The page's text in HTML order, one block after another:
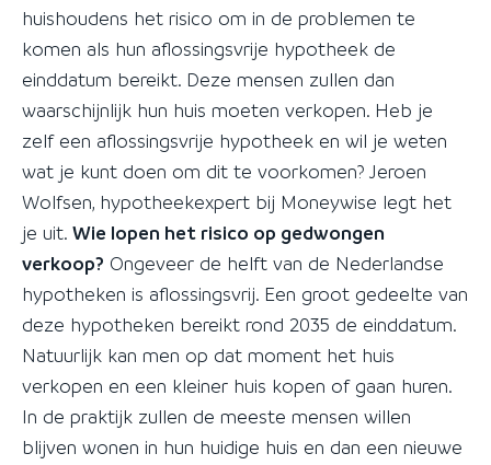
huishoudens het risico om in de problemen te
komen als hun aflossingsvrije hypotheek de
einddatum bereikt. Deze mensen zullen dan
waarschijnlijk hun huis moeten verkopen. Heb je
zelf een aflossingsvrije hypotheek en wil je weten
wat je kunt doen om dit te voorkomen? Jeroen
Wolfsen, hypotheekexpert bij Moneywise legt het
je uit. Wie lopen het risico op gedwongen
verkoop? Ongeveer de helft van de Nederlandse
hypotheken is aflossingsvrij. Een groot gedeelte van
deze hypotheken bereikt rond 2035 de einddatum.
Natuurlijk kan men op dat moment het huis
verkopen en een kleiner huis kopen of gaan huren.
In de praktijk zullen de meeste mensen willen
blijven wonen in hun huidige huis en dan een nieuwe